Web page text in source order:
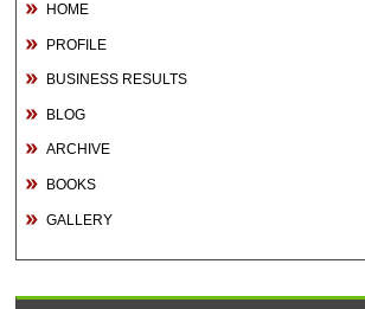
HOME
PROFILE
BUSINESS RESULTS
BLOG
ARCHIVE
BOOKS
GALLERY